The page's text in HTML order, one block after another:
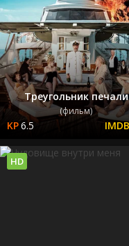
Треугольник печали
(фильм)
6.5
HD